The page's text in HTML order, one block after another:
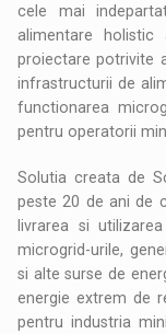
cele mai
alimentare holistic
proiectare potrivite
infrastructurii de
functionarea
pentru operatorii
Solutia creata de
peste 20 de ani de
livrarea si
microgrid-urile,
si alte surse de
energie extrem de
pentru industria